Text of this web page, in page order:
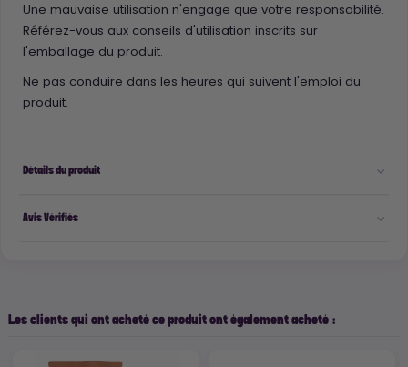
Une mauvaise utilisation n'engage que votre responsabilité.
Référez-vous aux conseils d'utilisation inscrits sur
l'emballage du produit.
Ne pas conduire dans les heures qui suivent l'emploi du
produit.
Détails du produit
Avis Vérifiés
Les clients qui ont acheté ce produit ont également acheté :